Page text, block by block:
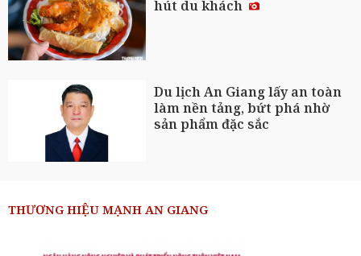
hút du khách
Du lịch An Giang lấy an toàn
làm nền tảng, bứt phá nhờ
sản phẩm đặc sắc
THƯƠNG HIỆU MẠNH AN GIANG